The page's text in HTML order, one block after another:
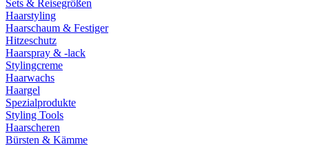
Sets & Reisegrößen
Haarstyling
Haarschaum & Festiger
Hitzeschutz
Haarspray & -lack
Stylingcreme
Haarwachs
Haargel
Spezialprodukte
Styling Tools
Haarscheren
Bürsten & Kämme